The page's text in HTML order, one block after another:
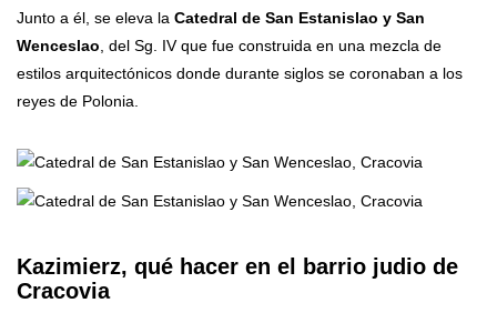
Junto a él, se eleva la Catedral de San Estanislao y San
Wenceslao , del Sg. IV que fue construida en una mezcla de
estilos arquitectónicos donde durante siglos se coronaban a los
reyes de Polonia.
Kazimierz, qué hacer en el barrio judio de
Cracovia